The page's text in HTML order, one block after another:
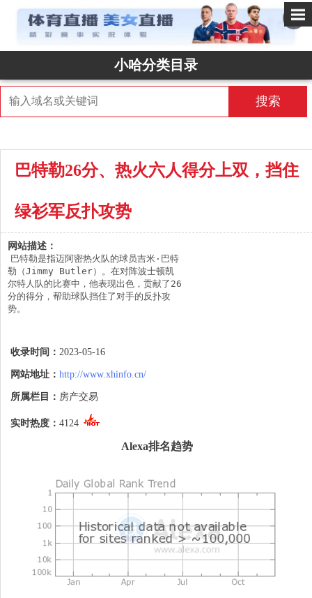
✕
小哈分类目录
搜索
巴特勒26分、热火六人得分上双，挡住
绿衫军反扑攻势
网站描述：
巴特勒是指迈阿密热火队的球员吉米·巴特
勒（Jimmy Butler）。在对阵波士顿凯
尔特人队的比赛中，他表现出色，贡献了26
分的得分，帮助球队挡住了对手的反扑攻
势。
分上双，显示出球队整体的进攻火力和团队
合作。这种集体的得分表现使得热火队能够
在比赛中保持优势，并成功挫败了凯尔特人
队的反扑。
攻防两端都具备出色的能力。他的领导力和
比赛智慧使他成为球队的核心人物。通过他
的出色发挥，热火队能够在关键时刻稳定球
请注意，我的知识截止日期是2021年9月，
所以如果这场比赛发生在此之后，我可能没
有相关的最新信息。建议你参考相关的体育
新闻媒体或官方渠道，以获取关于比赛的最
新更新和详细信息。
收录时间： 2023-05-16
网站地址： http://www.xhinfo.cn/
所属栏目： 房产交易
实时热度： 4124
Alexa排名趋势